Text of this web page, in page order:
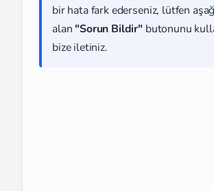
bir hata fark ederseniz, lütfen
alan "Sorun Bildir" butonunu
bize iletiniz.